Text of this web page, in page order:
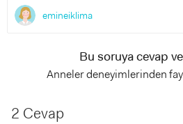
emineiklima
Bu soruya cevap
Anneler deneyimlerinden
2 Cevap